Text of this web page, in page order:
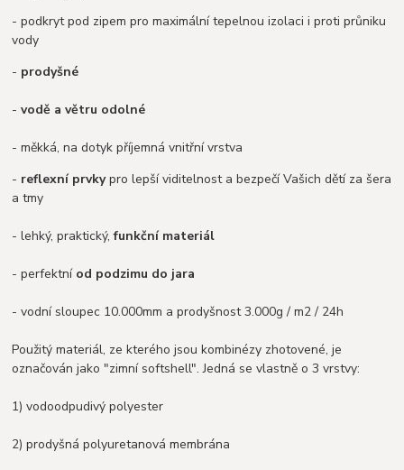
- podkryt pod zipem pro maximální tepelnou izolaci i proti průniku
vody
- prodyšné
-vodě a větru odolné
- měkká, na dotyk příjemná vnitřní vrstva
- reflexní prvkypro lepší viditelnost a bezpečí Vašich dětí za šera
a tmy
- lehký, praktický,funkční materiál
- perfektní od podzimu do jara
- vodní sloupec 10.000mm a prodyšnost 3.000g / m2 / 24h
Použitý materiál, ze kterého jsou kombinézy zhotovené, je
označován jako "zimní softshell". Jedná se vlastně o 3 vrstvy:
1) vodoodpudivý polyester
2) prodyšná polyuretanová membrána